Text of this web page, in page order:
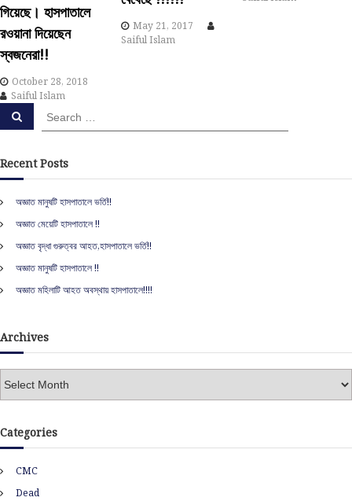
t
i
o
n
গিয়েছে। হাসপাতালে
রওয়ানা দিয়েছেন
স্বজনেরা!!
October 28, 2018
Saiful Islam
May 21, 2017
Saiful Islam
e
r
c
f
o
r
S
h
Recent Posts
অজ্ঞাত মানুষটি হাসপাতালে ভর্তি!!
অজ্ঞাত মেয়েটি হাসপাতালে !!
অজ্ঞাত বৃদ্ধা গুরুত্বর আহত,হাসপাতালে ভর্তি!!
অজ্ঞাত মানুষটি হাসপাতালে !!
অজ্ঞাত মহিলাটি আহত অবস্থায় হাসপাতালে!!!!
Archives
h
e
s
Categories
CMC
Dead